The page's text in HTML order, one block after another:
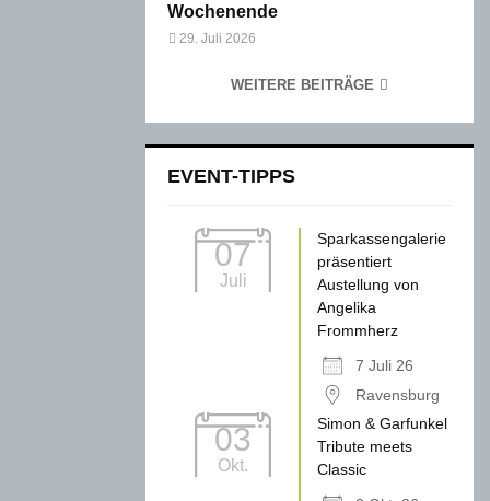
Wochenende
29. Juli 2026
WEITERE BEITRÄGE
EVENT-TIPPS
07
Juli
Sparkassengalerie
präsentiert
Austellung von
Angelika
Frommherz
7 Juli 26
Ravensburg
03
Okt.
Simon & Garfunkel
Tribute meets
Classic